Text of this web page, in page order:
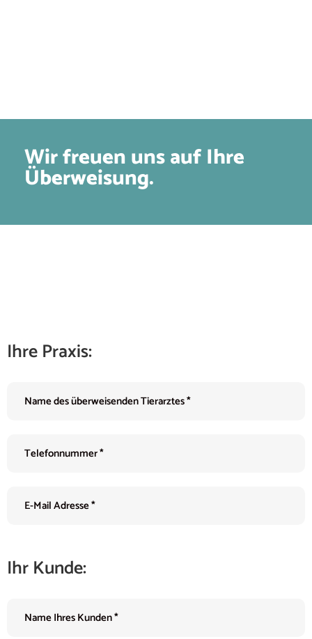
Wir freuen uns auf Ihre
Überweisung.
Ihre Praxis:
Ihr Kunde: